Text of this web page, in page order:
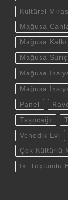
Kültürel Miras
Mağusa
Mağusa
Mağusa Suriçi
Mağusa
Mağusa
Panel
Taşocağı
Venedik Evi
Çok Kültürlü
İki Toplumlu